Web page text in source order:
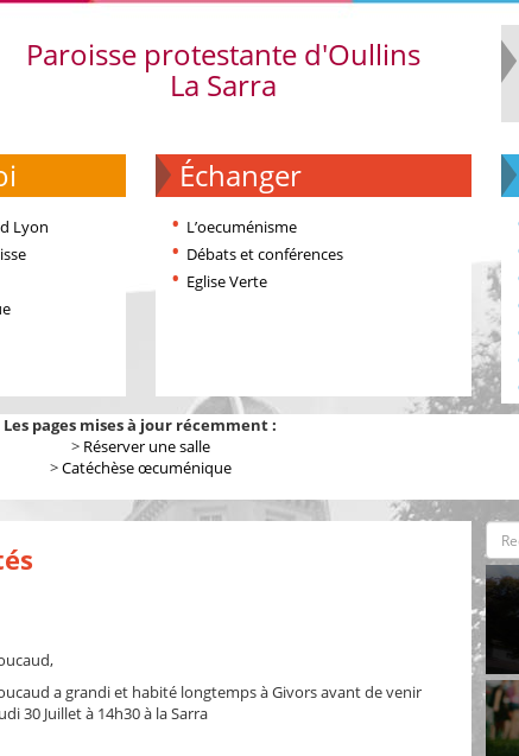
Paroisse protestante d'Oullins
La Sarra
Lyon
échanger
L’oecuménisme
Débats et conférences
Eglise Verte
Les pages mises à jour récemment :
> Réserver une salle
>Catéchèse œcuménique
a grandi et habité longtemps à Givors avant de venir
30 Juillet à 14h30 à la Sarra